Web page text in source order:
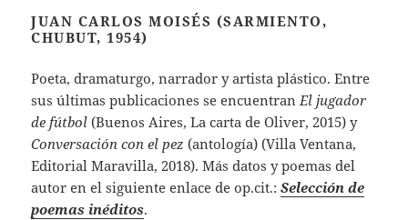
JUAN CARLOS MOISÉS (SARMIENTO,
CHUBUT, 1954)
Poeta, dramaturgo, narrador y artista plástico. Entre
sus últimas publicaciones se encuentranEl jugador
de fútbol (Buenos Aires, La carta de Oliver, 2015) y
Conversación con el pez (antología) (Villa Ventana,
Editorial Maravilla, 2018). Más datos y poemas del
autor en el siguiente enlace de op.cit.:Selección de
poemas inéditos.